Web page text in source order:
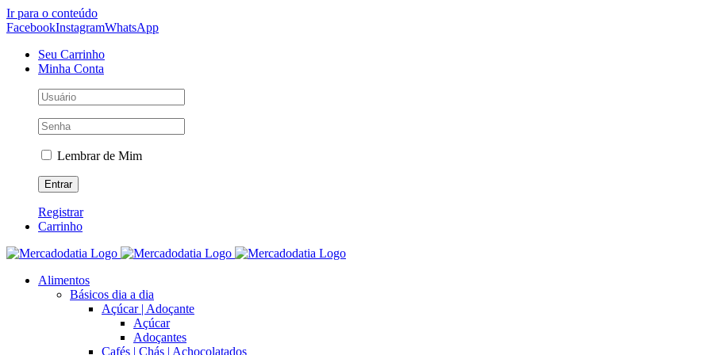
Ir para o conteúdo
FacebookInstagramWhatsApp
Seu Carrinho
Minha Conta
Lembrar de Mim
Registrar
Carrinho
Alimentos
Básicos dia a dia
Açúcar | Adoçante
Açúcar
Adoçantes
Cafés | Chás | Achocolatados